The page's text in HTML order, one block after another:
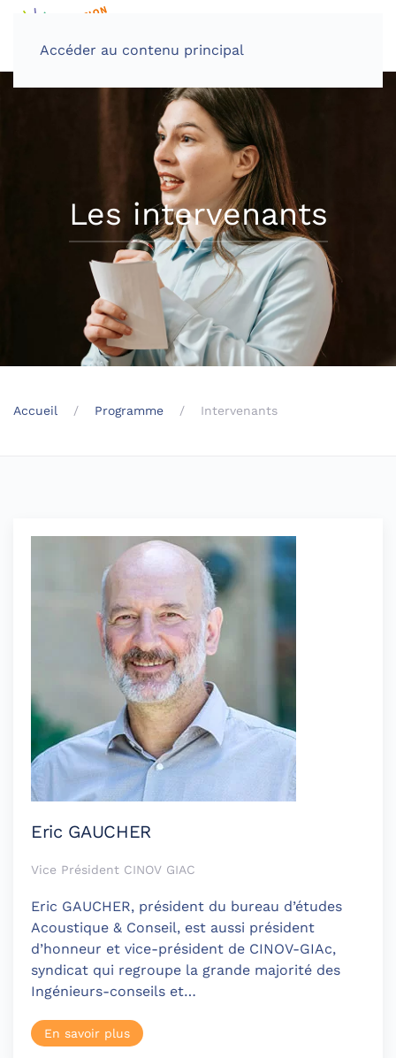
Accéder au contenu principal
Les intervenants
Accueil Programme Intervenants
Eric GAUCHER
Vice Président CINOV GIAC
Eric GAUCHER, président du bureau d’études
Acoustique & Conseil, est aussi président
d’honneur et vice-président de CINOV-GIAc,
syndicat qui regroupe la grande majorité des
Ingénieurs-conseils et…
En savoir plus